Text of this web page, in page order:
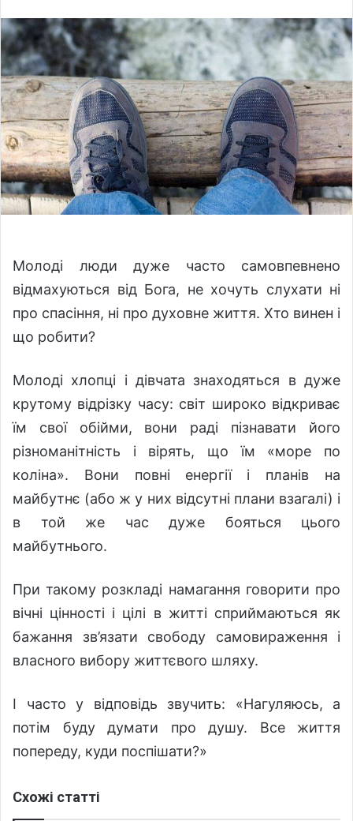
l
o
o
n
X
d
a
n
e
m
a
i
l
Молоді люди дуже часто самовпевнено
відмахуються від Бога, не хочуть слухати ні
про спасіння, ні про духовне життя. Хто винен і
що робити?
Молоді хлопці і дівчата знаходяться в дуже
крутому відрізку часу: світ широко відкриває
їм свої обійми, вони раді пізнавати його
різноманітність і вірять, що їм «море по
коліна». Вони повні енергії і планів на
майбутнє (або ж у них відсутні плани взагалі) і
в той же час дуже бояться цього
майбутнього.
При такому розкладі намагання говорити про
вічні цінності і цілі в житті сприймаються як
бажання зв’язати свободу самовираження і
власного вибору життєвого шляху.
І часто у відповідь звучить: «Нагуляюсь, а
потім буду думати про душу. Все життя
попереду, куди поспішати?»
Схожі статті